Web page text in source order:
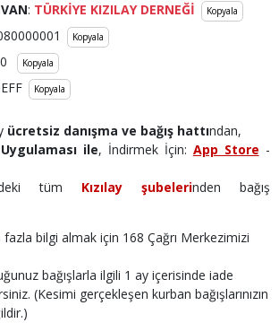
: TÜRKİYE KIZILAY DERNEĞİ Kopyala
Kopyala
Kopyala
Kopyala
ücretsiz danışma ve bağış hattından,
ile, İndirmek İçin: App Store -
tüm Kızılay şubelerinden bağış
fazla bilgi almak için 168 Çağrı Merkezimizi
bağışlarla ilgili 1 ay içerisinde iade
(Kesimi gerçekleşen kurban bağışlarınızın